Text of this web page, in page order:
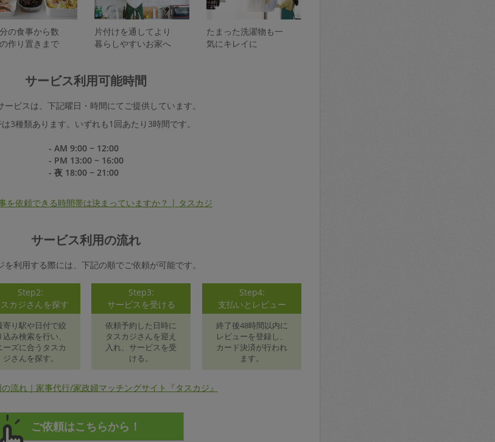
の食事から数
作り置きまで
片付けを通してより
暮らしやすいお家へ
たまった洗濯物も一
気にキレイに
サービス利用可能時間
ービスは、下記曜日・時間にてご提供しています。
3種類あります。いずれも1回あたり3時間です。
- AM 9:00 ~ 12:00
- PM 13:00 ~ 16:00
- 夜 18:00 ~ 21:00
を依頼できる時間帯は決まっていますか？ | タスカジ
サービス利用の流れ
を利用する際には、下記の順でご依頼が可能です。
Step2:
カジさんを探す
寄り駅や日付で絞
込み検索を行い、
ーズに合うタスカ
ジさんを探す。
Step3:
サービスを受ける
依頼予約した日時に
タスカジさんを迎え
入れ、サービスを受
ける。
Step4:
支払いとレビュー
終了後48時間以内に
レビューを登録し、
カード決済が行われ
ます。
の流れ｜家事代行/家政婦マッチングサイト『タスカジ』